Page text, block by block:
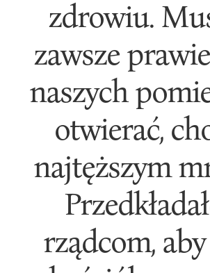
zdrowiu.
zawsze
naszych
otwierać,
najtęższym
rządcom,